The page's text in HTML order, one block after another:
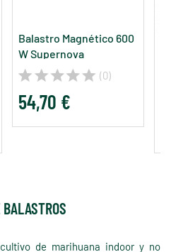
Balastro Magnético 600
W Supernova
(0)
54,70 €
BALASTROS
de marihuana indoor y no